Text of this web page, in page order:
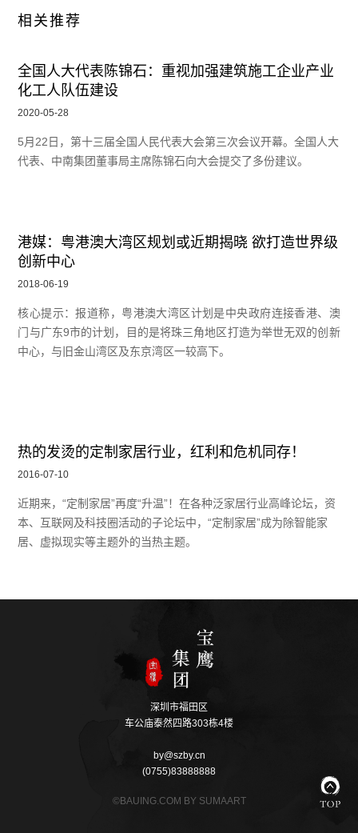
相关推荐
全国人大代表陈锦石：重视加强建筑施工企业产业
化工人队伍建设
2020-05-28
5月22日，第十三届全国人民代表大会第三次会议开幕。全国人大
代表、中南集团董事局主席陈锦石向大会提交了多份建议。
港媒：粤港澳大湾区规划或近期揭晓 欲打造世界级
创新中心
2018-06-19
核心提示：报道称，粤港澳大湾区计划是中央政府连接香港、澳
门与广东9市的计划，目的是将珠三角地区打造为举世无双的创新
中心，与旧金山湾区及东京湾区一较高下。
热的发烫的定制家居行业，红利和危机同存！
2016-07-10
近期来，“定制家居”再度“升温”！在各种泛家居行业高峰论坛，资
本、互联网及科技圈活动的子论坛中，“定制家居”成为除智能家
居、虚拟现实等主题外的当热主题。
深圳市福田区
车公庙泰然四路303栋4楼
by@szby.cn
(0755)83888888
©BAUING.COM BY SUMAART